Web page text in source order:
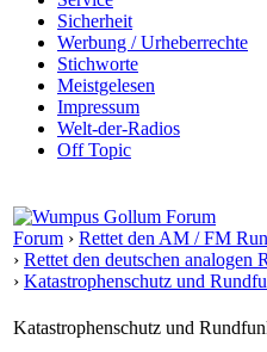
Sicherheit
Werbung / Urheberrechte
Stichworte
Meistgelesen
Impressum
Welt-der-Radios
Off Topic
Forum › Rettet den AM / FM
› Rettet den deutschen analogen
› Katastrophenschutz und
Katastrophenschutz und